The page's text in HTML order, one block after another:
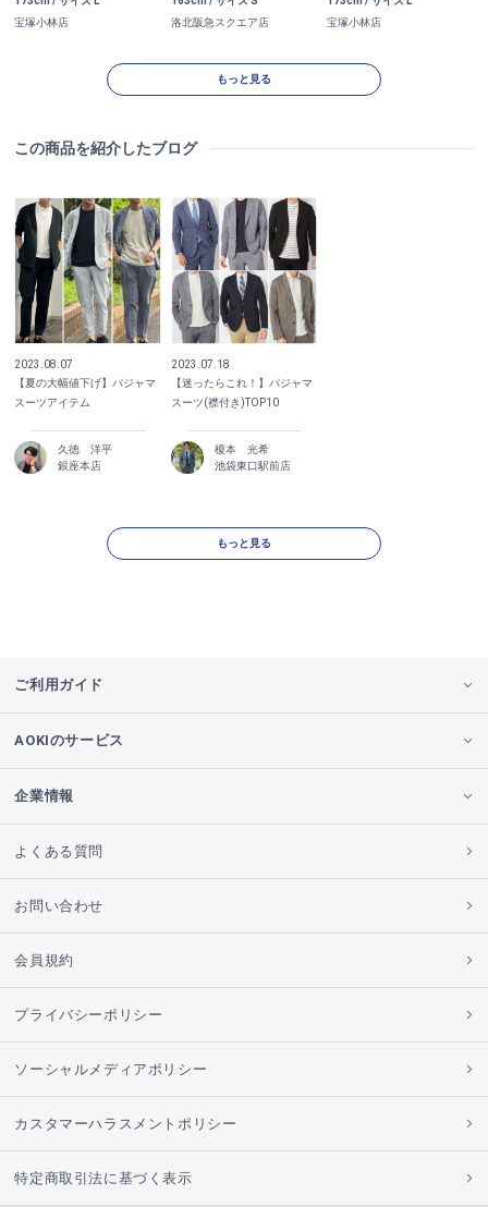
宝塚小林店
洛北阪急スクエア店
宝塚小林店
もっと見る
この商品を紹介したブログ
2023.08.07
【夏の大幅値下げ】パジャマ
スーツアイテム
久徳 洋平
銀座本店
2023.07.18
【迷ったらこれ！】パジャマ
スーツ(襟付き)TOP10
榎本 光希
池袋東口駅前店
もっと見る
ご利用ガイド
AOKIのサービス
企業情報
よくある質問
お問い合わせ
会員規約
プライバシーポリシー
ソーシャルメディアポリシー
カスタマーハラスメントポリシー
特定商取引法に基づく表示